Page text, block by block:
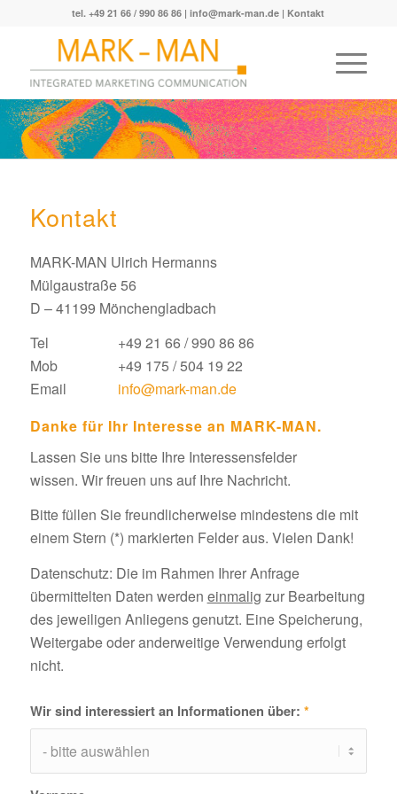
tel. +49 21 66 / 990 86 86 |info@mark-man.de | Kontakt
Kontakt
MARK-MAN Ulrich Hermanns
Mülgaustraße 56
D – 41199 Mönchengladbach
Tel
+49 21 66 / 990 86 86
Mob
+49 175 / 504 19 22
Email
info@mark-man.de
Danke für Ihr Interesse an MARK-MAN.
Lassen Sie uns bitte Ihre Interessensfelder
wissen. Wir freuen uns auf Ihre Nachricht.
Bitte füllen Sie freundlicherweise mindestens die mit
einem Stern (*) markierten Felder aus. Vielen Dank!
Datenschutz: Die im Rahmen Ihrer Anfrage
übermittelten Daten werden einmalig zur Bearbeitung
des jeweiligen Anliegens genutzt. Eine Speicherung,
Weitergabe oder anderweitige Verwendung erfolgt
nicht.
Wir sind interessiert an Informationen über: *